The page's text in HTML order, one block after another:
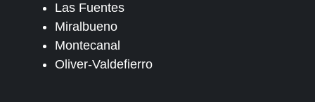
Las Fuentes
Miralbueno
Montecanal
Oliver-Valdefierro